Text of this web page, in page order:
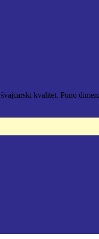
kvalitet. Puno